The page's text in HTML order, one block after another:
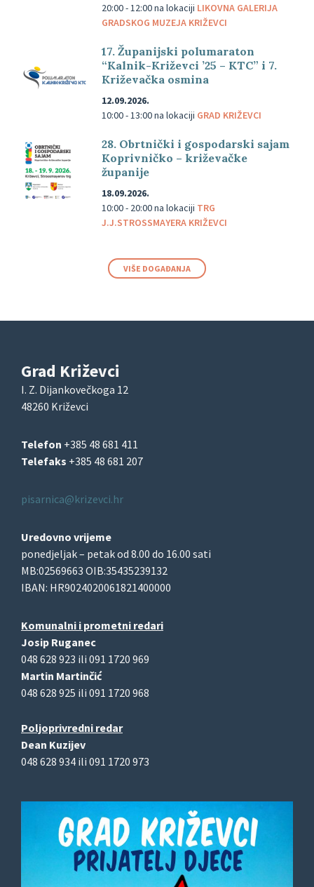
20:00 - 12:00na lokaciji LIKOVNA GALERIJA
GRADSKOG MUZEJA KRIŽEVCI
17. Županijski polumaraton
“Kalnik-Križevci ’25 – KTC” i 7.
Križevačka osmina
12.09.2026.
10:00 - 13:00na lokaciji GRAD KRIŽEVCI
28. Obrtnički i gospodarski sajam
Koprivničko – križevačke
županije
18.09.2026.
10:00 - 20:00na lokaciji TRG
J.J.STROSSMAYERA KRIŽEVCI
VIŠE DOGAĐANJA
Grad Križevci
I. Z. Dijankovečkoga 12
48260 Križevci
Telefon +385 48 681 411
Telefaks +385 48 681 207
pisarnica@krizevci.hr
Uredovno vrijeme
ponedjeljak – petak od 8.00 do 16.00 sati
MB:02569663 OIB:35435239132
IBAN: HR9024020061821400000
Komunalni i prometni redari
Josip Ruganec
048 628 923 ili 091 1720 969
Martin Martinčić
048 628 925 ili 091 1720 968
Poljoprivredni redar
Dean Kuzijev
048 628 934 ili 091 1720 973